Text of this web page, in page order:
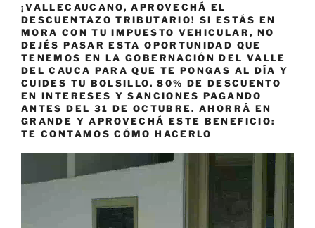
¡VALLECAUCANO, APROVECHÁ EL
DESCUENTAZO TRIBUTARIO! SI ESTÁS EN
MORA CON TU IMPUESTO VEHICULAR, NO
DEJÉS PASAR ESTA OPORTUNIDAD QUE
TENEMOS EN LA GOBERNACIÓN DEL VALLE
DEL CAUCA PARA QUE TE PONGAS AL DÍA Y
CUIDES TU BOLSILLO. 80% DE DESCUENTO
EN INTERESES Y SANCIONES PAGANDO
ANTES DEL 31 DE OCTUBRE. AHORRÁ EN
GRANDE Y APROVECHÁ ESTE BENEFICIO:
TE CONTAMOS CÓMO HACERLO